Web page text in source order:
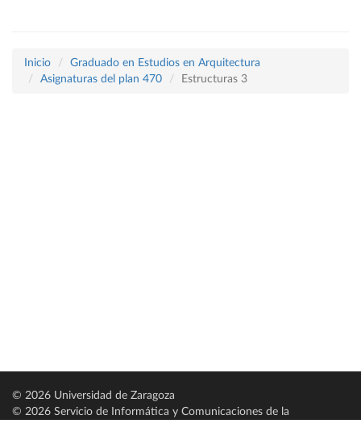
Inicio
Graduado en Estudios en Arquitectura
Asignaturas del plan 470
Estructuras 3
© 2026 Universidad de Zaragoza
© 2026 Servicio de Informática y Comunicaciones de la